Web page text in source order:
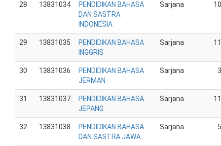
28 13831034
PENDIDIKAN BAHASA
DAN SASTRA
INDONESIA
Sarjana
29 13831035
PENDIDIKAN BAHASA
INGGRIS
Sarjana
30 13831036
PENDIDIKAN BAHASA
JERMAN
Sarjana
31 13831037
PENDIDIKAN BAHASA
JEPANG
Sarjana
32 13831038
PENDIDIKAN BAHASA
DAN SASTRA JAWA
Sarjana